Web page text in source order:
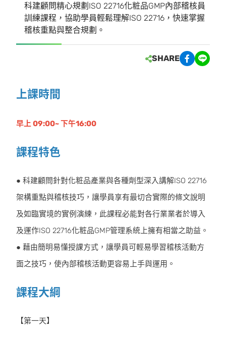
科建顧問精心規劃ISO 22716化粧品GMP內部稽核員
訓練課程，協助學員輕鬆理解ISO 22716，快速掌握
稽核重點與整合規劃。
SHARE
上課時間
早上 09:00~ 下午16:00
課程特色
● 科建顧問針對化粧品產業與各種劑型深入講解ISO 22716
架構重點與稽核技巧，讓學員享有最切合實際的條文說明
及如臨實境的實例演練，此課程必能對各行業業者於導入
及運作ISO 22716化粧品GMP管理系統上擁有相當之助益。
● 藉由簡明易懂授課方式，讓學員可輕易學習稽核活動方
面之技巧，使內部稽核活動更容易上手與運用。
課程大綱
【第一天】